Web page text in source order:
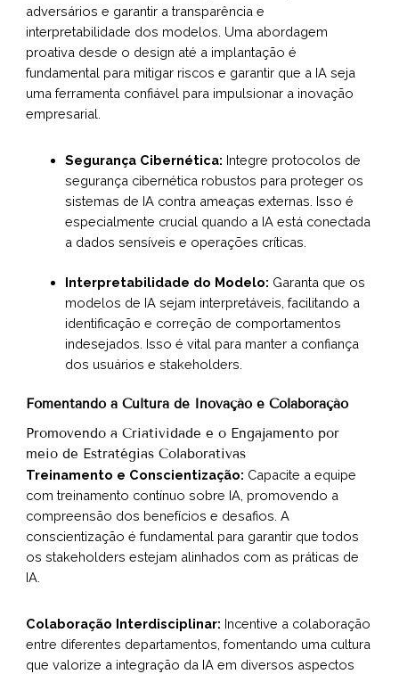
adversários e garantir a transparência e
interpretabilidade dos modelos. Uma abordagem
proativa desde o design até a implantação é
fundamental para mitigar riscos e garantir que a IA seja
uma ferramenta confiável para impulsionar a inovação
empresarial.
Segurança Cibernética: Integre protocolos de
segurança cibernética robustos para proteger os
sistemas de IA contra ameaças externas. Isso é
especialmente crucial quando a IA está conectada
a dados sensíveis e operações críticas.
Interpretabilidade do Modelo: Garanta que os
modelos de IA sejam interpretáveis, facilitando a
identificação e correção de comportamentos
indesejados. Isso é vital para manter a confiança
dos usuários e stakeholders.
Fomentando a Cultura de Inovação e Colaboração
Promovendo a Criatividade e o Engajamento por
meio de Estratégias Colaborativas
Treinamento e Conscientização: Capacite a equipe
com treinamento contínuo sobre IA, promovendo a
compreensão dos benefícios e desafios. A
conscientização é fundamental para garantir que todos
os stakeholders estejam alinhados com as práticas de
IA.
Colaboração Interdisciplinar: Incentive a colaboração
entre diferentes departamentos, fomentando uma cultura
que valorize a integração da IA em diversos aspectos